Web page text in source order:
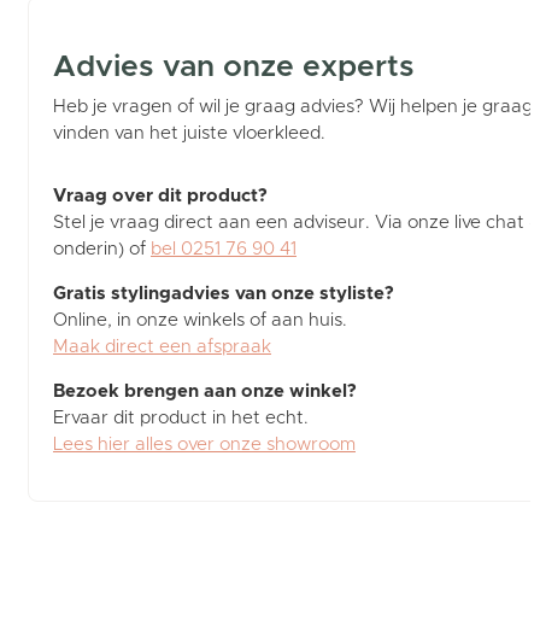
Advies van onze experts
Heb je vragen of wil je graag advies? Wij helpen je graag
vinden van het juiste vloerkleed.
Vraag over dit product?
Stel je vraag direct aan een adviseur. Via onze live chat
onderin) of bel 0251 76 90 41
Gratis stylingadvies van onze styliste?
Online, in onze winkels of aan huis.
Maak direct een afspraak
Bezoek brengen aan onze winkel?
Ervaar dit product in het echt.
Lees hier alles over onze showroom